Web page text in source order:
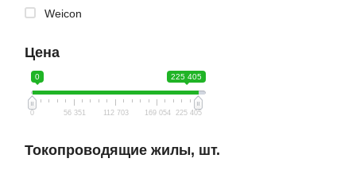
Weicon
Цена
0 225 405
0 56 351 112 703 169 054 225 405
Токопроводящие жилы, шт.